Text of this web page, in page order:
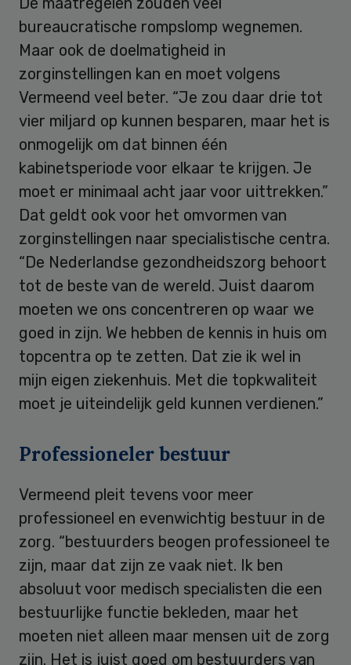
bureaucratische rompslomp wegnemen.
Maar ook de doelmatigheid in
zorginstellingen kan en moet volgens
Vermeend veel beter. “Je zou daar drie tot
vier miljard op kunnen besparen, maar het is
onmogelijk om dat binnen één
kabinetsperiode voor elkaar te krijgen. Je
moet er minimaal acht jaar voor uittrekken.”
Dat geldt ook voor het omvormen van
zorginstellingen naar specialistische centra.
“De Nederlandse gezondheidszorg behoort
tot de beste van de wereld. Juist daarom
moeten we ons concentreren op waar we
goed in zijn. We hebben de kennis in huis om
topcentra op te zetten. Dat zie ik wel in
mijn eigen ziekenhuis. Met die topkwaliteit
moet je uiteindelijk geld kunnen verdienen.”
Professioneler bestuur
Vermeend pleit tevens voor meer
professioneel en evenwichtig bestuur in de
zorg. “bestuurders beogen professioneel te
zijn, maar dat zijn ze vaak niet. Ik ben
absoluut voor medisch specialisten die een
bestuurlijke functie bekleden, maar het
moeten niet alleen maar mensen uit de zorg
zijn. Het is juist goed om bestuurders van